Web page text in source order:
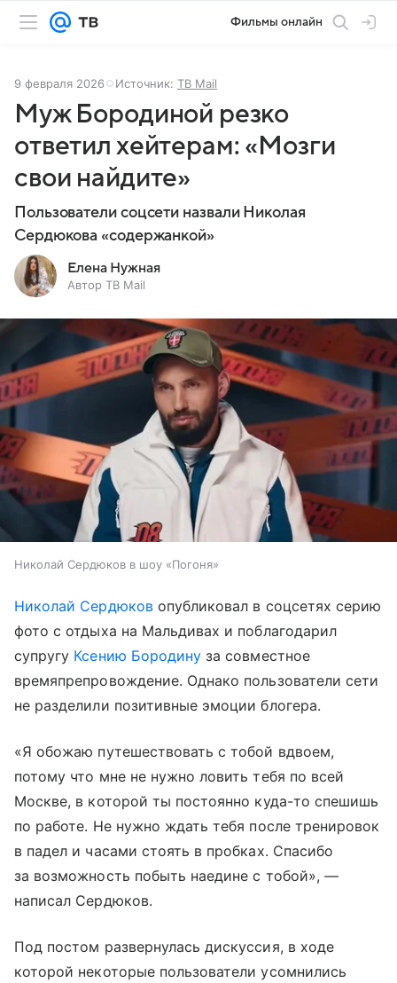
Фильмы онлайн
9 февраля 2026 Источник: ТВ Mail
Муж Бородиной резко
ответил хейтерам: «Мозги
свои найдите»
Пользователи соцсети назвали Николая
Сердюкова «содержанкой»
Елена Нужная
Автор ТВ Mail
Николай Сердюков в шоу «Погоня»
Николай Сердюковопубликовал в соцсетях серию
фото с отдыха на Мальдивах и поблагодарил
супругу Ксению Бородину за совместное
времяпрепровождение. Однако пользователи сети
не разделили позитивные эмоции блогера.
«Я обожаю путешествовать с тобой вдвоем,
потому что мне не нужно ловить тебя по всей
Москве, в которой ты постоянно куда-то спешишь
по работе. Не нужно ждать тебя после тренировок
в падел и часами стоять в пробках. Спасибо
за возможность побыть наедине с тобой», —
написал Сердюков.
Под постом развернулась дискуссия, в ходе
которой некоторые пользователи усомнились